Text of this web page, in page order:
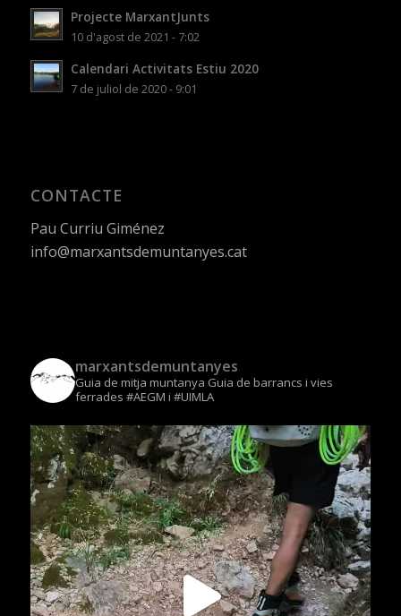
Projecte MarxantJunts
10 d'agost de 2021 - 7:02
Calendari Activitats Estiu 2020
7 de juliol de 2020 - 9:01
CONTACTE
Pau Curriu Giménez
info@marxantsdemuntanyes.cat
marxantsdemuntanyes
Guia de mitja muntanya Guia de barrancs i vies
ferrades #AEGM i #UIMLA